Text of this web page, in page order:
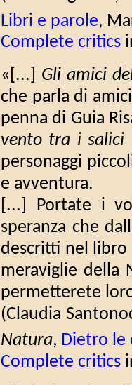
Libri e parole,
Complete critics
«[...] Gli amici
che parla di
penna di Guia
vento tra i salici
personaggi
e avventura.
[...] Portate i
speranza che
descritti nel libro
meraviglie della
permetterete
(Claudia
Natura, Dietro le
Complete critics